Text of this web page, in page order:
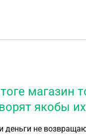
магазин
якобы
не